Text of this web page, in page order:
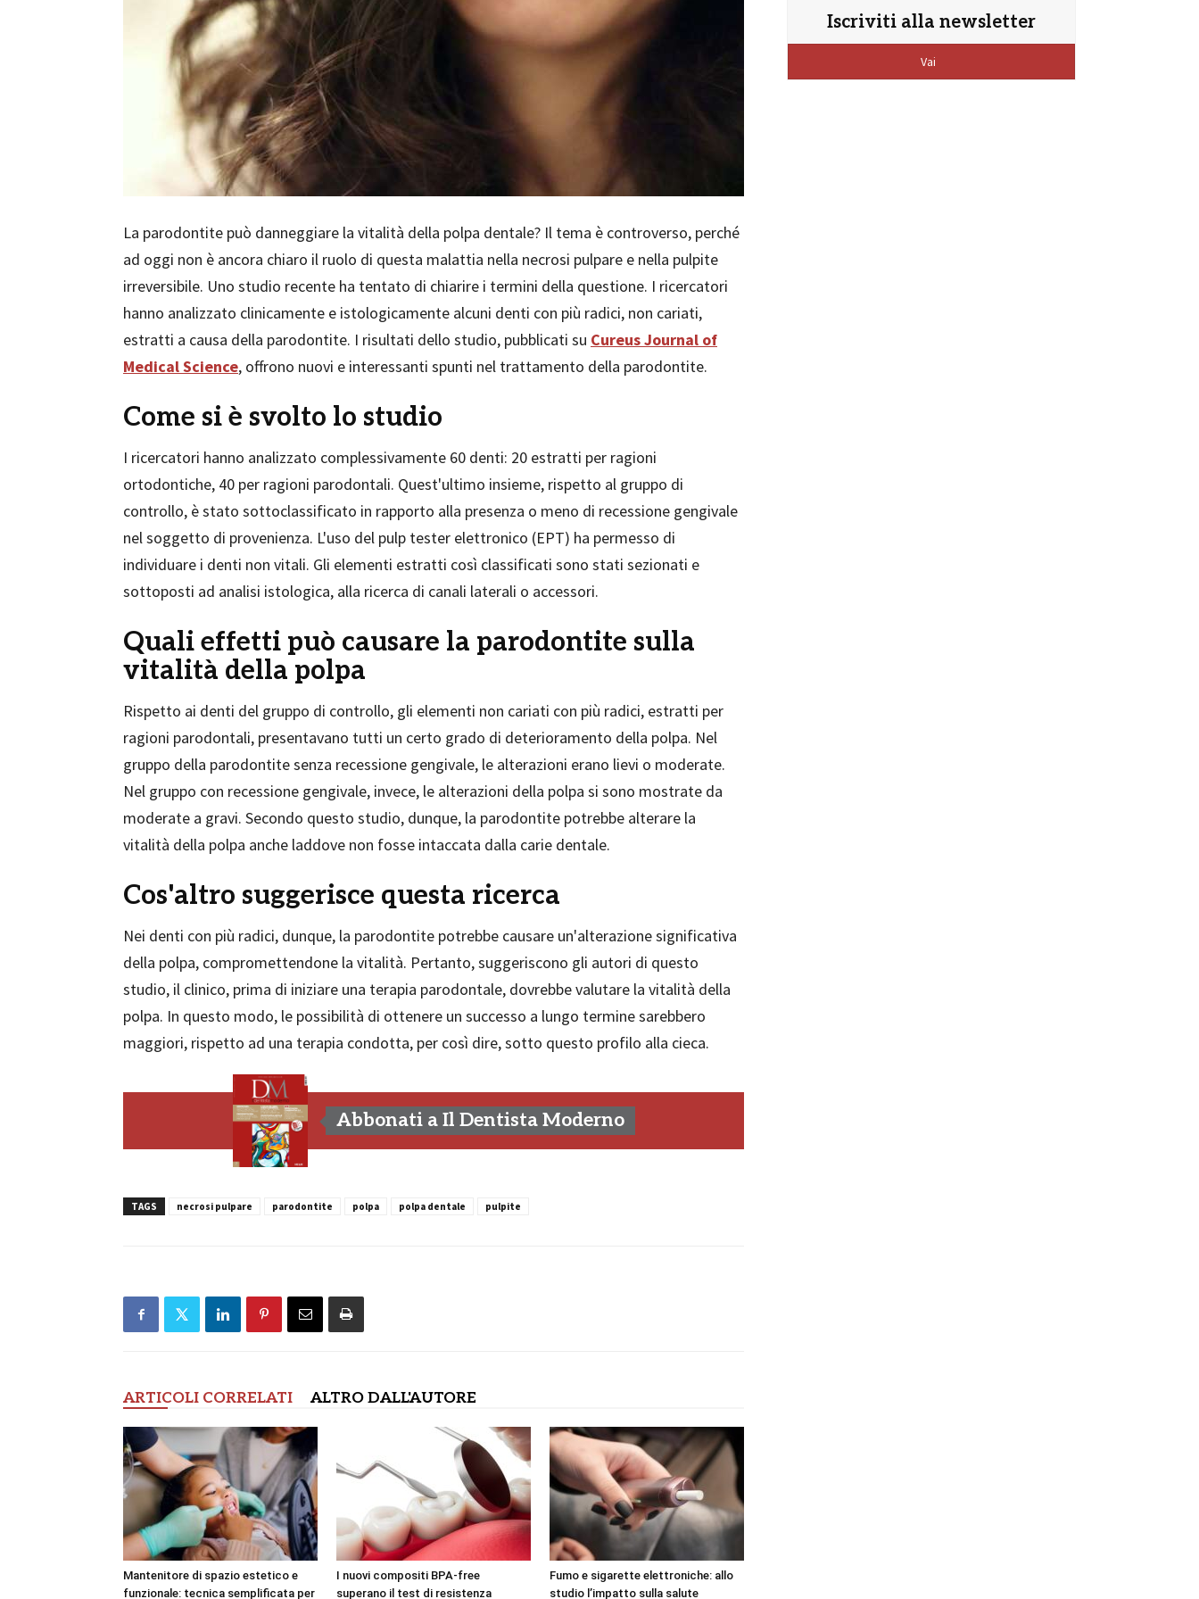
La parodontite può danneggiare la vitalità della polpa dentale? Il tema è controverso, perché
ad oggi non è ancora chiaro il ruolo di questa malattia nella necrosi pulpare e nella pulpite
irreversibile. Uno studio recente ha tentato di chiarire i termini della questione. I ricercatori
hanno analizzato clinicamente e istologicamente alcuni denti con più radici, non cariati,
estratti a causa della parodontite. I risultati dello studio, pubblicati su Cureus Journal of
Medical Science, offrono nuovi e interessanti spunti nel trattamento della parodontite.
Come si è svolto lo studio
I ricercatori hanno analizzato complessivamente 60 denti: 20 estratti per ragioni
ortodontiche, 40 per ragioni parodontali. Quest'ultimo insieme, rispetto al gruppo di
controllo, è stato sottoclassificato in rapporto alla presenza o meno di recessione gengivale
nel soggetto di provenienza. L'uso del pulp tester elettronico (EPT) ha permesso di
individuare i denti non vitali. Gli elementi estratti così classificati sono stati sezionati e
sottoposti ad analisi istologica, alla ricerca di canali laterali o accessori.
Quali effetti può causare la parodontite sulla
vitalità della polpa
Rispetto ai denti del gruppo di controllo, gli elementi non cariati con più radici, estratti per
ragioni parodontali, presentavano tutti un certo grado di deterioramento della polpa. Nel
gruppo della parodontite senza recessione gengivale, le alterazioni erano lievi o moderate.
Nel gruppo con recessione gengivale, invece, le alterazioni della polpa si sono mostrate da
moderate a gravi. Secondo questo studio, dunque, la parodontite potrebbe alterare la
vitalità della polpa anche laddove non fosse intaccata dalla carie dentale.
Cos'altro suggerisce questa ricerca
Nei denti con più radici, dunque, la parodontite potrebbe causare un'alterazione significativa
della polpa, compromettendone la vitalità. Pertanto, suggeriscono gli autori di questo
studio, il clinico, prima di iniziare una terapia parodontale, dovrebbe valutare la vitalità della
polpa. In questo modo, le possibilità di ottenere un successo a lungo termine sarebbero
maggiori, rispetto ad una terapia condotta, per così dire, sotto questo profilo alla cieca.
Abbonati a Il Dentista Moderno
TAGS necrosi pulpare parodontite polpa polpa dentale pulpite
ARTICOLI CORRELATI ALTRO DALL'AUTORE
Mantenitore di spazio estetico e
funzionale: tecnica semplificata per
I nuovi compositi BPA-free
superano il test di resistenza
Fumo e sigarette elettroniche: allo
studio l’impatto sulla salute
Iscriviti alla newsletter
Vai